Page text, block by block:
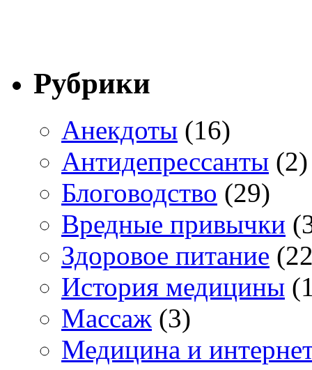
Рубрики
Анекдоты (16)
Антидепрессанты (2)
Блоговодство (29)
Вредные привычки
Здоровое питание
История медицины
Массаж (3)
Медицина и